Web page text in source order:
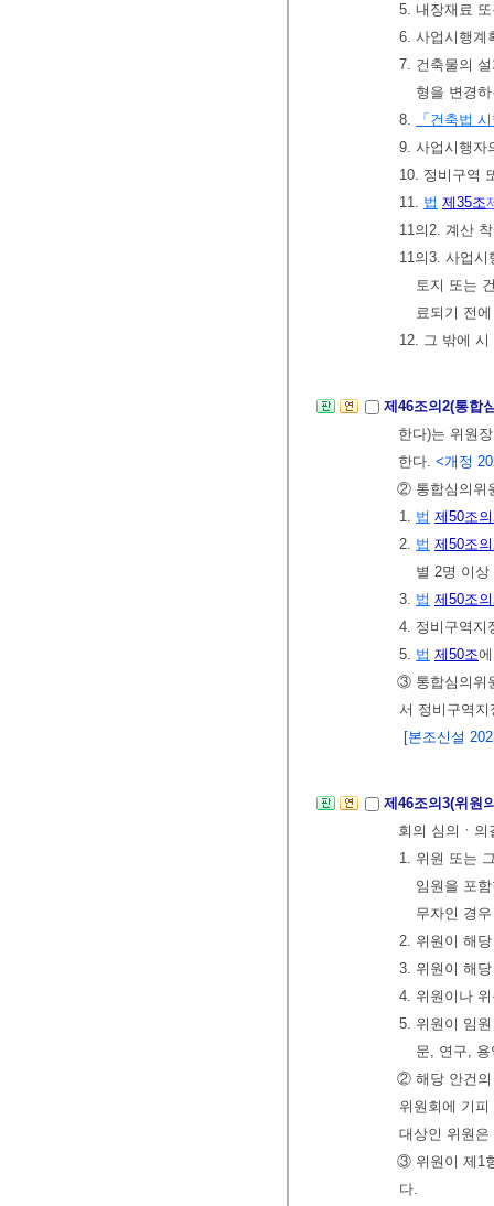
5. 내장재료
6. 사업시행계
7. 건축물의
형을 변경
8.
「건축법
9. 사업시행자
10. 정비구역
11. 법 제35조
11의2. 계산
11의3. 사업
토지 또는
료되기 전
12. 그 밖에 시
제46조의2(통합
한다)는 위원
한다. <개정
② 통합심의위
1. 법 제50조
2. 법 제50조
별 2명 이상
3. 법 제50조
4. 정비구역지
5. 법 제50조
③ 통합심의위
서 정비구역
[본조신설
제46조의3(위원
회의 심의ㆍ의
1. 위원 또는
임원을 포
무자인 경우
2. 위원이 해
3. 위원이 해
4. 위원이나
5. 위원이 임
문, 연구,
② 해당 안건의
위원회에 기
대상인 위원
③ 위원이 제1
다.